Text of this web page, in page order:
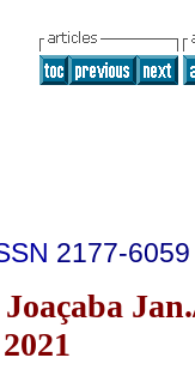
2177-6059